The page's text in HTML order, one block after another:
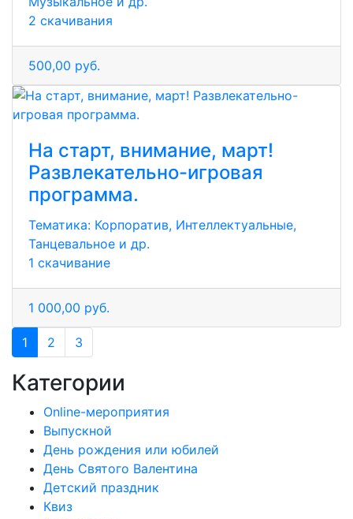
2 скачивания
500,00 руб.
На старт, внимание, март!
Развлекательно-игровая
программа.
Тематика: Корпоратив, Интеллектуальные,
Танцевальное и др.
1 скачивание
1 000,00 руб.
1 2 3
Категории
Online-мероприятия
Выпускной
День рождения или юбилей
День Святого Валентина
Детский праздник
Квиз